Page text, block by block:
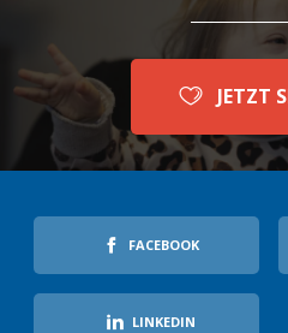
JETZT
FACEBOOK
LINKEDIN